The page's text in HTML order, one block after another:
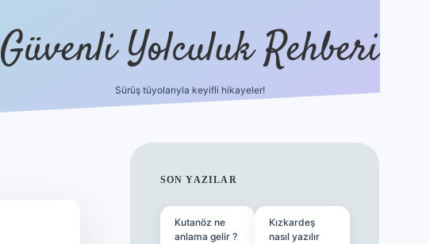
Güvenli Yolculuk Rehberi
Sürüş tüyolarıyla keyifli hikayeler!
SIDEBAR
SON YAZILAR
Kutanöz ne
anlama gelir ?
Kızkardeş
nasıl yazılır
grandoperabet